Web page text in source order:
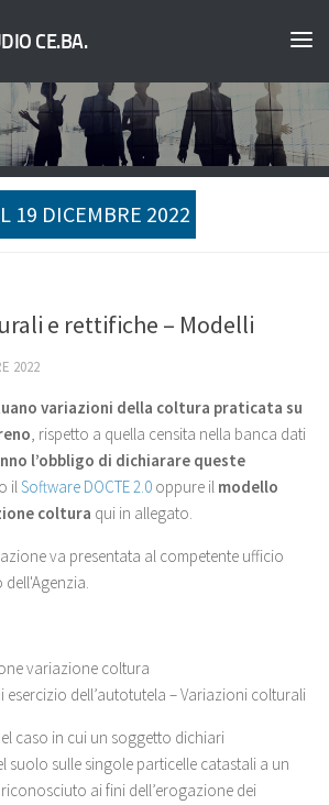
CE.BA.
19 DICEMBRE 2022
e rettifiche – Modelli
2022
variazioni della coltura praticata su
, rispetto a quella censita nella banca dati
l’obbligo di dichiarare queste
ilSoftware DOCTE 2.0 oppure il modello
coltura qui in allegato.
va presentata al competente ufficio
variazione coltura
esercizio dell’autotutela – Variazioni colturali
caso in cui un soggetto dichiari
suolo sulle singole particelle catastali a un
ai fini dell’erogazione dei